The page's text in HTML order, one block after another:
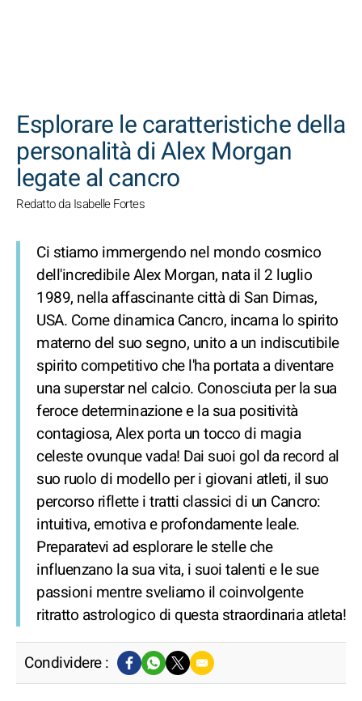
Esplorare le caratteristiche della
personalità di Alex Morgan
legate al cancro
Redatto da Isabelle Fortes
Ci stiamo immergendo nel mondo cosmico
dell'incredibile Alex Morgan, nata il 2 luglio
1989, nella affascinante città di San Dimas,
USA. Come dinamica Cancro, incarna lo spirito
materno del suo segno, unito a un indiscutibile
spirito competitivo che l'ha portata a diventare
una superstar nel calcio. Conosciuta per la sua
feroce determinazione e la sua positività
contagiosa, Alex porta un tocco di magia
celeste ovunque vada! Dai suoi gol da record al
suo ruolo di modello per i giovani atleti, il suo
percorso riflette i tratti classici di un Cancro:
intuitiva, emotiva e profondamente leale.
Preparatevi ad esplorare le stelle che
influenzano la sua vita, i suoi talenti e le sue
passioni mentre sveliamo il coinvolgente
ritratto astrologico di questa straordinaria atleta!
Condividere :